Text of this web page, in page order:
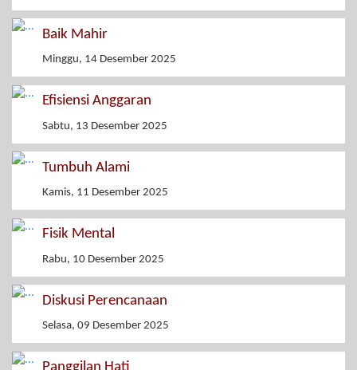
Baik Mahir
Minggu, 14 Desember 2025
Efisiensi Anggaran
Sabtu, 13 Desember 2025
Tumbuh Alami
Kamis, 11 Desember 2025
Fisik Mental
Rabu, 10 Desember 2025
Diskusi Perencanaan
Selasa, 09 Desember 2025